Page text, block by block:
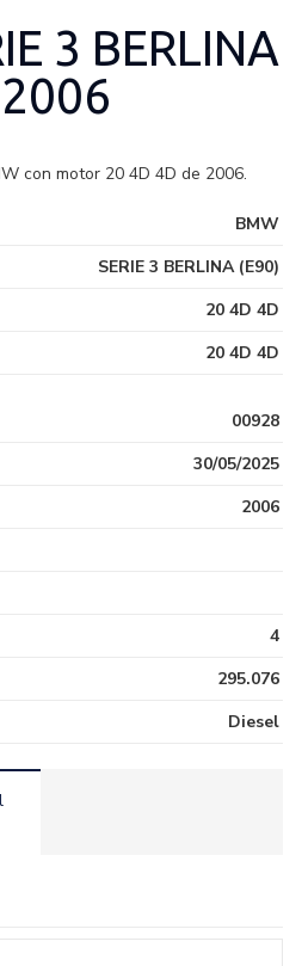
3 BERLINA
con motor 20 4D 4D de 2006.
BMW
SERIE 3 BERLINA (E90)
20 4D 4D
20 4D 4D
00928
30/05/2025
2006
4
295.076
Diesel